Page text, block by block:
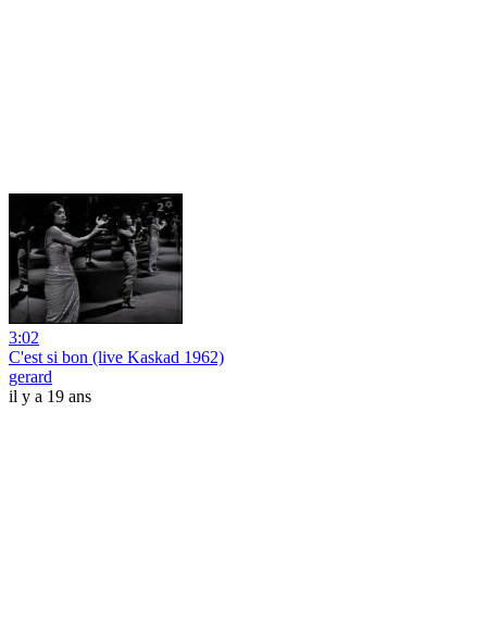
3:02
C'est si bon (live Kaskad 1962)
gerard
il y a 19 ans